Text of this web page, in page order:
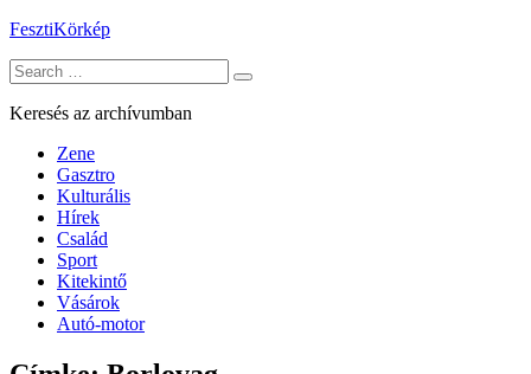
Skip
content
FesztiKörkép
Search
for:
Keresés az archívumban
Zene
Gasztro
Kulturális
Hírek
Család
Sport
Kitekintő
Vásárok
Autó-motor